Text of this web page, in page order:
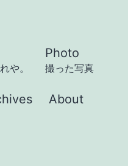
や。
Photo
撮った写真
About